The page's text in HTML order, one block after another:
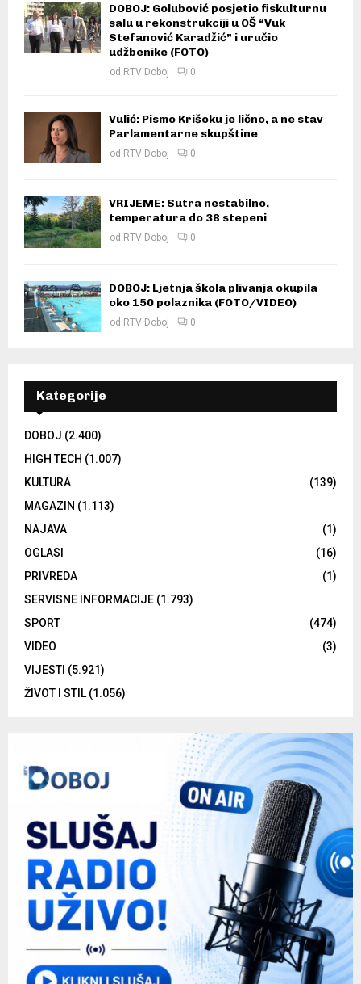
DOBOJ: Golubović posjetio fiskulturnu
salu u rekonstrukciji u OŠ “Vuk
Stefanović Karadžić” i uručio
udžbenike (FOTO)
od RTV Doboj 0
Vulić: Pismo Krišoku je lično, a ne stav
Parlamentarne skupštine
od RTV Doboj 0
VRIJEME: Sutra nestabilno,
temperatura do 38 stepeni
od RTV Doboj 0
DOBOJ: Ljetnja škola plivanja okupila
oko 150 polaznika (FOTO/VIDEO)
od RTV Doboj 0
Kategorije
DOBOJ (2.400)
HIGH TECH (1.007)
KULTURA
(139)
MAGAZIN (1.113)
NAJAVA
(1)
OGLASI
(16)
PRIVREDA
(1)
SERVISNE INFORMACIJE (1.793)
SPORT
(474)
VIDEO
(3)
VIJESTI (5.921)
ŽIVOT I STIL (1.056)